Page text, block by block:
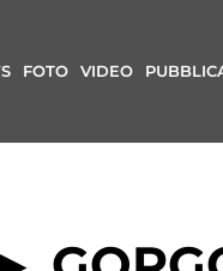
FOTO VIDEO